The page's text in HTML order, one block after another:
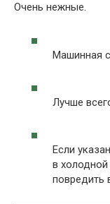
Очень нежные.
Машинная
Лучше
Если
в
повредить